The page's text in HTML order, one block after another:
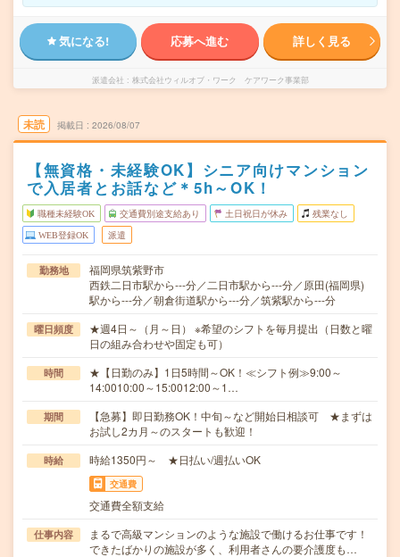
気になる! 応募へ進む 詳しく見る
派遣会社 株式会社ウィルオブ・ワーク ケアワーク事業部
未読 掲載日 2026/08/07
【無資格・未経験OK】シニア向けマンション
で入居者とお話など＊5h～OK！
職種未経験OK 交通費別途支給あり 土日祝日が休み 残業なし
WEB登録OK 派遣
勤務地
福岡県筑紫野市
西鉄二日市駅から---分／二日市駅から---分／原田(福岡県)
駅から---分／朝倉街道駅から---分／筑紫駅から---分
曜日頻度
★週4日～（月～日） ※希望のシフトを毎月提出（日数と曜
日の組み合わせや固定も可）
時間
★【日勤のみ】1日5時間～OK！≪シフト例≫9:00～
14:0010:00～15:0012:00～1…
期間
【急募】即日勤務OK！中旬～など開始日相談可 ★まずは
お試し2カ月～のスタートも歓迎！
時給 時給1350円～ ★日払い/週払いOK
交通費
交通費全額支給
仕事内容
まるで高級マンションのような施設で働けるお仕事です！
できたばかりの施設が多く、利用者さんの要介護度も…